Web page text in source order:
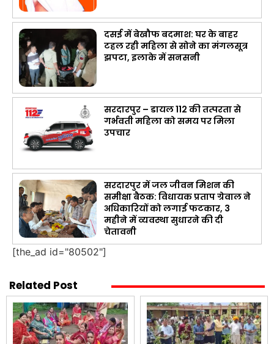
दसई में बेखौफ बदमाश: घर के बाहर
टहल रही महिला से सोने का मंगलसूत्र
झपटा, इलाके में सनसनी
सरदारपुर – डायल 112 की तत्परता से
गर्भवती महिला को समय पर मिला
उपचार
सरदारपुर में जल जीवन मिशन की
समीक्षा बैठक: विधायक प्रताप ग्रेवाल ने
अधिकारियों को लगाई फटकार, 3
महीने में व्यवस्था सुधारने की दी
चेतावनी
[the_ad id="80502"]
Related Post